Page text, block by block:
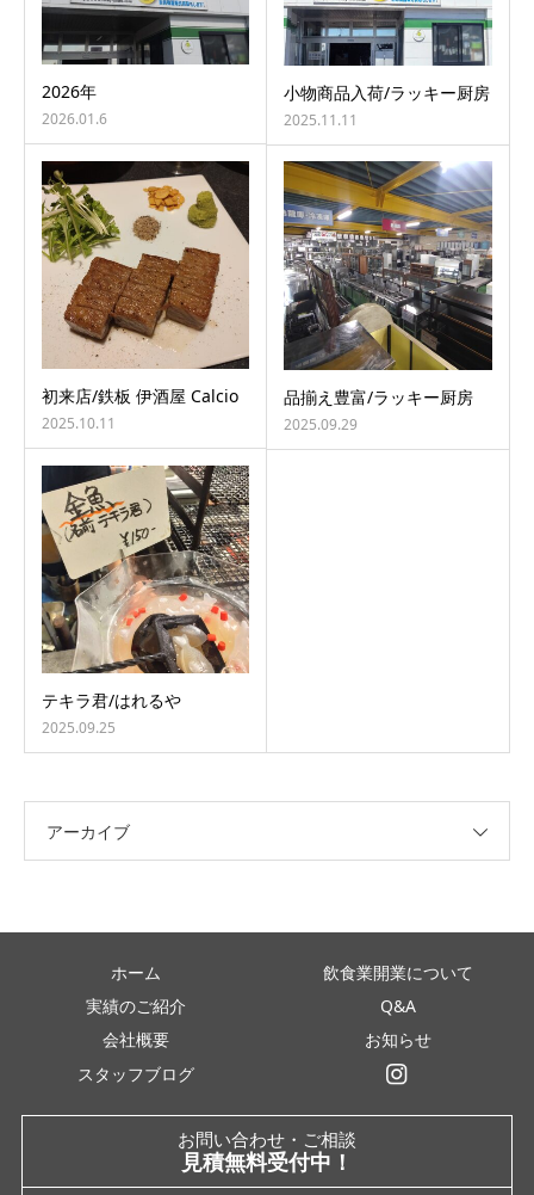
2026年
2026.01.6
小物商品入荷/ラッキー厨房
2025.11.11
初来店/鉄板 伊酒屋 Calcio
2025.10.11
品揃え豊富/ラッキー厨房
2025.09.29
テキラ君/はれるや
2025.09.25
アーカイブ
ホーム
飲食業開業について
実績のご紹介
Q&A
会社概要
お知らせ
スタッフブログ
お問い合わせ・ご相談
見積無料受付中！